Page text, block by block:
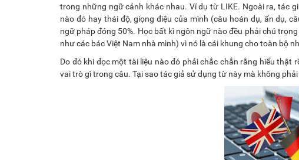
trong những ngữ cảnh khác nhau. Ví dụ từ LIKE. Ngoài ra, tác
nào đó hay thái độ, giọng điệu của mình (câu hoán dụ, ẩn dụ,
ngữ pháp đóng 50%. Học bất kì ngôn ngữ nào đều phải chú
như các bác Việt Nam nhà mình) vì nó là cái khung cho toàn bộ
Do đó khi đọc một tài liệu nào đó phải chắc chắn rằng hiểu
vai trò gì trong câu. Tại sao tác giả sử dụng từ này mà không